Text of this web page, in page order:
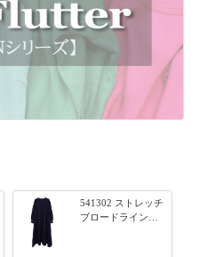
541302 ストレッチ
ブロードライン入